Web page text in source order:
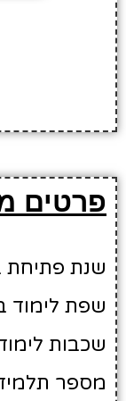
פרטים
שנת פתיחת
שפת לימוד
שכבות
מספר תלמידים